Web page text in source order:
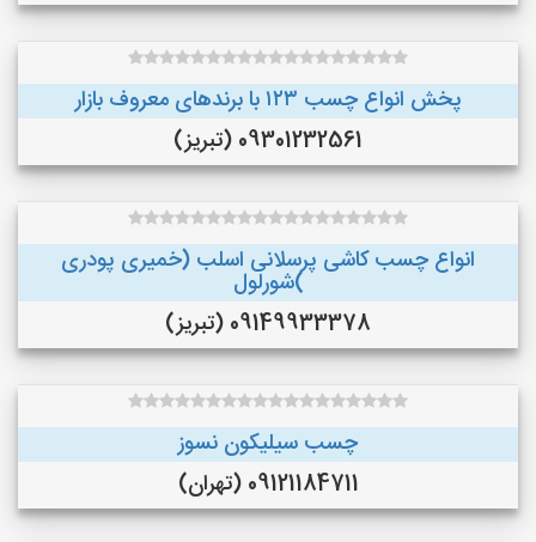
پخش انواع چسب ۱۲۳ با برندهای معروف بازار
09301232561 (تبریز)
انواع چسب کاشی پرسلانی اسلب (خمیری پودری
)شورلول
09149933378 (تبریز)
چسب سیلیکون نسوز
09121184711 (تهران)